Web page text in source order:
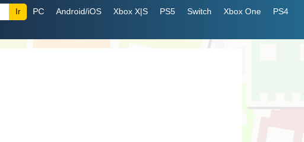
PC Android/iOS Xbox X|S PS5 Switch Xbox One
PS4